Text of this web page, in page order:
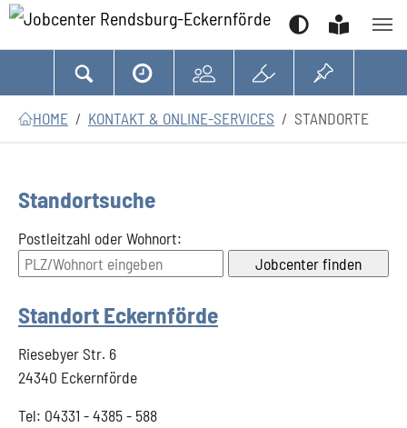
Suchen
HOME KONTAKT & ONLINE-SERVICES STANDORTE
Standortsuche
Postleitzahl oder Wohnort:
Standort Eckernförde
Riesebyer Str. 6
24340 Eckernförde
Tel: 04331 - 4385 - 588